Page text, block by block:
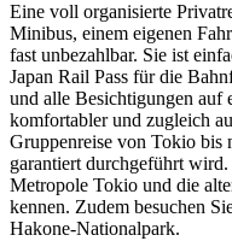
Eine voll organisierte
Minibus, einem eigenen
fast unbezahlbar. Sie ist
Japan Rail Pass für die
und alle Besichtigungen auf
komfortabler und zugleich
Gruppenreise von Tokio
garantiert durchgeführt
Metropole Tokio und die
kennen. Zudem besuchen
Hakone-Nationalpark.